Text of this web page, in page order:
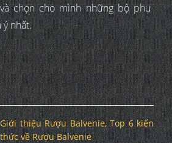
chọn cho mình những bộ phụ
ý nhất.
Giới thiệu Rượu Balvenie, Top 6 kiến
thức về Rượu Balvenie